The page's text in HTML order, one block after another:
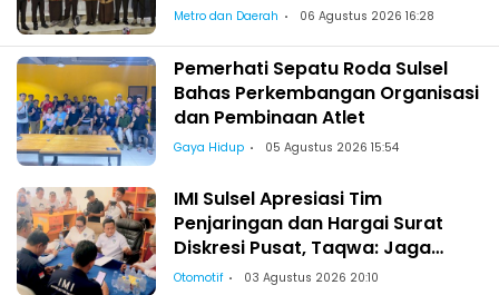
Metro dan Daerah 06 Agustus 2026 16:28
Pemerhati Sepatu Roda Sulsel
Bahas Perkembangan Organisasi
dan Pembinaan Atlet
Gaya Hidup 05 Agustus 2026 15:54
IMI Sulsel Apresiasi Tim
Penjaringan dan Hargai Surat
Diskresi Pusat, Taqwa: Jaga
Kekeluargaan-Kebersamaan
Otomotif 03 Agustus 2026 20:10